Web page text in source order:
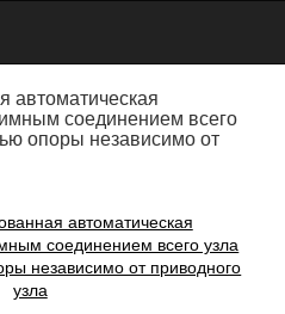
автоматическая
соединением всего
опоры независимо от